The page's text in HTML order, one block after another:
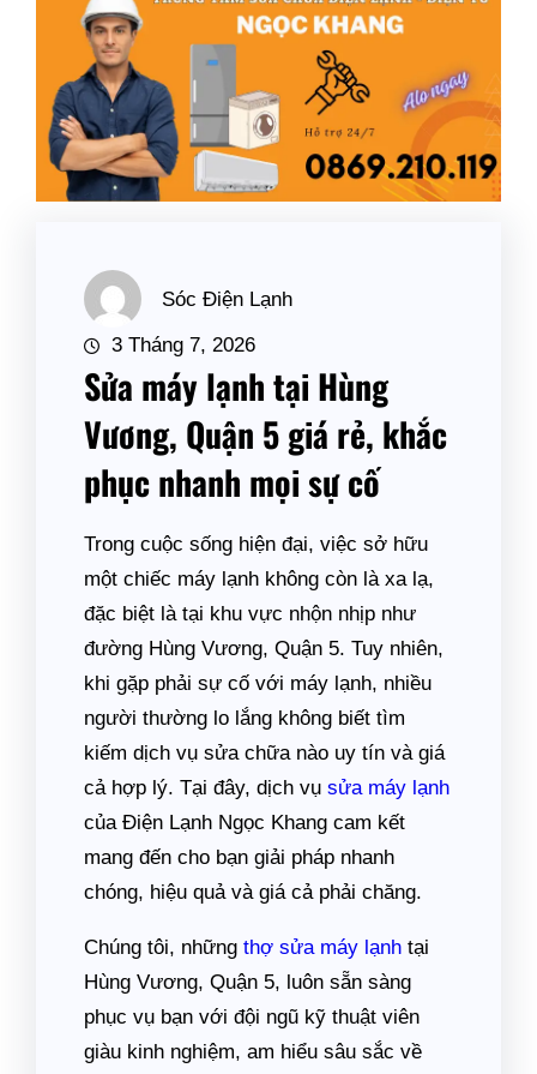
Sóc Điện Lạnh
3 Tháng 7, 2026
Sửa máy lạnh tại Hùng
Vương, Quận 5 giá rẻ, khắc
phục nhanh mọi sự cố
Trong cuộc sống hiện đại, việc sở hữu
một chiếc máy lạnh không còn là xa lạ,
đặc biệt là tại khu vực nhộn nhịp như
đường Hùng Vương, Quận 5. Tuy nhiên,
khi gặp phải sự cố với máy lạnh, nhiều
người thường lo lắng không biết tìm
kiếm dịch vụ sửa chữa nào uy tín và giá
cả hợp lý. Tại đây, dịch vụ sửa máy lạnh
của Điện Lạnh Ngọc Khang cam kết
mang đến cho bạn giải pháp nhanh
chóng, hiệu quả và giá cả phải chăng.
Chúng tôi, những thợ sửa máy lạnh tại
Hùng Vương, Quận 5, luôn sẵn sàng
phục vụ bạn với đội ngũ kỹ thuật viên
giàu kinh nghiệm, am hiểu sâu sắc về